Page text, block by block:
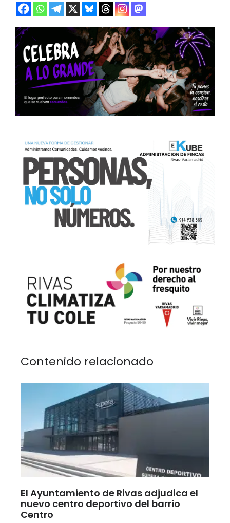
Contenido relacionado
El Ayuntamiento de Rivas adjudica el
nuevo centro deportivo del barrio
Centro